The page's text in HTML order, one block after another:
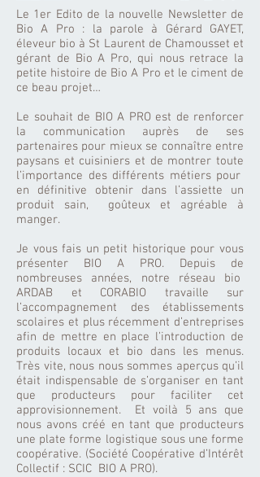
Le 1er Edito de la nouvelle Newsletter de
Bio A Pro : la parole à Gérard GAYET,
éleveur bio à St Laurent de Chamousset et
gérant de Bio A Pro, qui nous retrace la
petite histoire de Bio A Pro et le ciment de
ce beau projet…
Le souhait de BIO A PRO est de renforcer
la communication auprès de ses
partenaires pour mieux se connaître entre
paysans et cuisiniers et de montrer toute
l’importance des différents métiers pour
en définitive obtenir dans l’assiette un
produit sain, goûteux et agréable à
manger.
Je vous fais un petit historique pour vous
présenter BIO A PRO. Depuis de
nombreuses années, notre réseau bio
ARDAB et CORABIO travaille sur
l’accompagnement des établissements
scolaires et plus récemment d’entreprises
afin de mettre en place l’introduction de
produits locaux et bio dans les menus.
Très vite, nous nous sommes aperçus qu’il
était indispensable de s’organiser en tant
que producteurs pour faciliter cet
approvisionnement. Et voilà 5 ans que
nous avons créé en tant que producteurs
une plate forme logistique sous une forme
coopérative. (Société Coopérative d’Intérêt
Collectif : SCIC BIO A PRO).